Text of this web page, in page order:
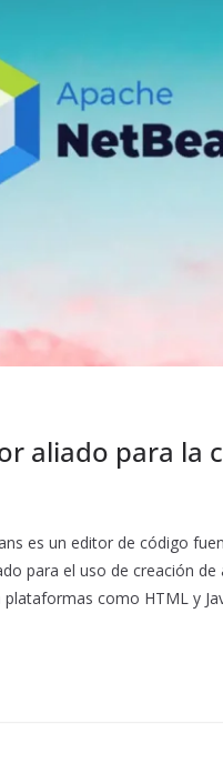
aliado para la
es un editor de código
para el uso de creación
como HTML y